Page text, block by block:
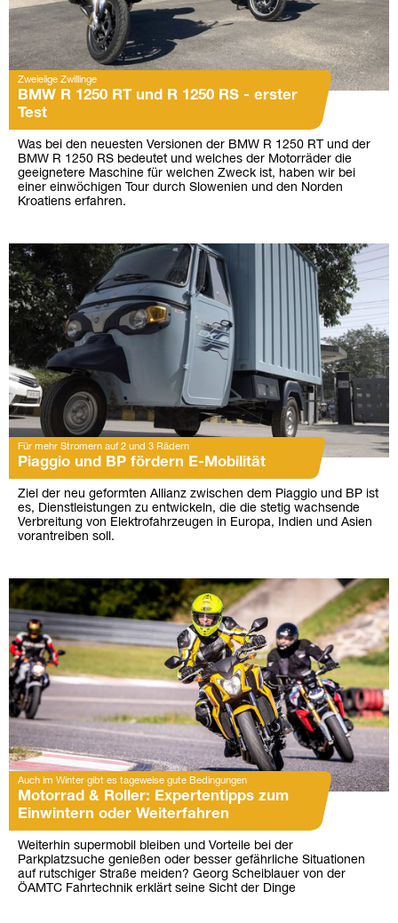
Zweieiige Zwillinge
BMW R 1250 RT und R 1250 RS - erster
Test
Was bei den neuesten Versionen der BMW R 1250 RT und der
BMW R 1250 RS bedeutet und welches der Motorräder die
geeignetere Maschine für welchen Zweck ist, haben wir bei
einer einwöchigen Tour durch Slowenien und den Norden
Kroatiens erfahren.
Für mehr Stromern auf 2 und 3 Rädern
Piaggio und BP fördern E-Mobilität
Ziel der neu geformten Allianz zwischen dem Piaggio und BP ist
es, Dienstleistungen zu entwickeln, die die stetig wachsende
Verbreitung von Elektrofahrzeugen in Europa, Indien und Asien
vorantreiben soll.
Auch im Winter gibt es tageweise gute Bedingungen
Motorrad & Roller: Expertentipps zum
Einwintern oder Weiterfahren
Weiterhin supermobil bleiben und Vorteile bei der
Parkplatzsuche genießen oder besser gefährliche Situationen
auf rutschiger Straße meiden? Georg Scheiblauer von der
ÖAMTC Fahrtechnik erklärt seine Sicht der Dinge